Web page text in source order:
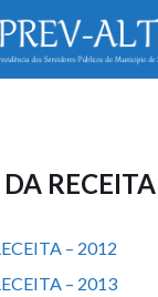
RECEITA
– 2012
– 2013